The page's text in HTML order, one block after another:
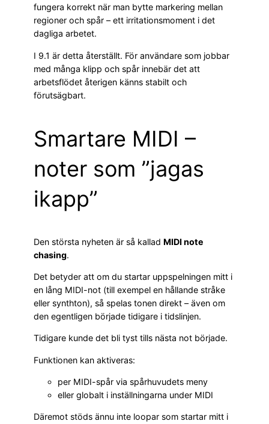
fungera korrekt när man bytte markering mellan
regioner och spår – ett irritationsmoment i det
dagliga arbetet.
I 9.1 är detta återställt. För användare som jobbar
med många klipp och spår innebär det att
arbetsflödet återigen känns stabilt och
förutsägbart.
Smartare MIDI –
noter som ”jagas
ikapp”
Den största nyheten är så kallad MIDI note
chasing.
Det betyder att om du startar uppspelningen mitt i
en lång MIDI-not (till exempel en hållande stråke
eller synthton), så spelas tonen direkt – även om
den egentligen började tidigare i tidslinjen.
Tidigare kunde det bli tyst tills nästa not började.
Funktionen kan aktiveras:
per MIDI-spår via spårhuvudets meny
eller globalt i inställningarna under MIDI
Däremot stöds ännu inte loopar som startar mitt i